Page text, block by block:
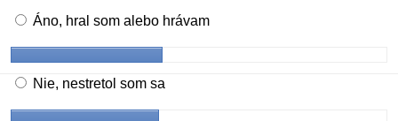
Áno, hral som alebo hrávam
Nie, nestretol som sa